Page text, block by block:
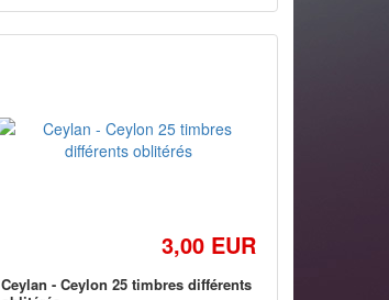
3,00 EUR
Ceylan - Ceylon 25 timbres différents